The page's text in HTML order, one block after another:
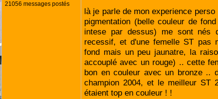
21056 messages postés
là je parle de mon experience
pigmentation (belle couleur de
intese par dessus) me sont nés
recessif, et d'une femelle ST pas
fond mais un peu jaunatre, la
accouplé avec un rouge) .. cette
bon en couleur avec un bronze ..
champion 2004, et le meilleur ST
étaient top en couleur ! !